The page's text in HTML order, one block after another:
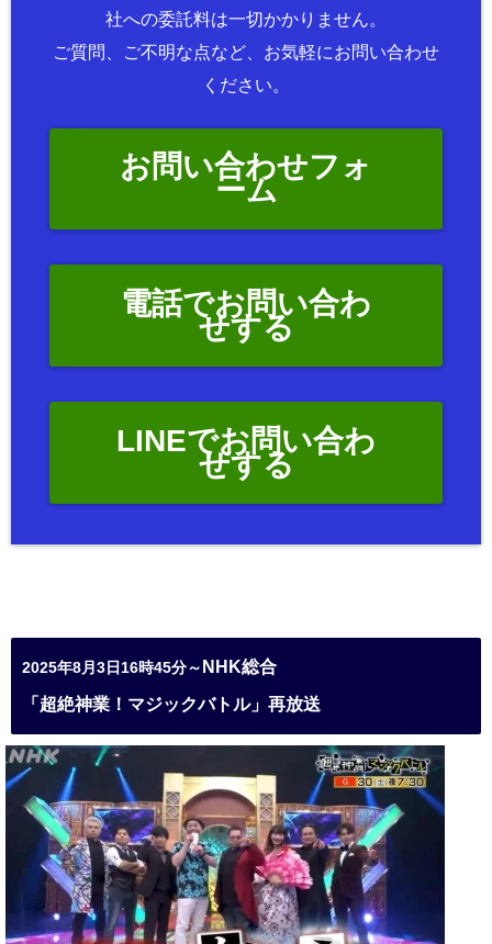
社への委託料は一切かかりません。
ご質問、ご不明な点など、お気軽にお問い合わせ
ください。
お問い合わせフォ
ーム
電話でお問い合わ
せする
LINEでお問い合わ
せする
2025年8月3日16時45分～ NHK総合
「超絶神業！マジックバトル」再放送